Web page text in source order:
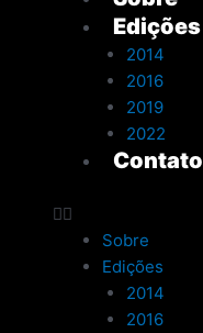
Edições
2014
2016
2019
2022
Contato
Sobre
Edições
2014
2016